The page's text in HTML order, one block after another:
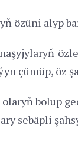
özüni alyp
çümüp, öz
bolup
sebäpli